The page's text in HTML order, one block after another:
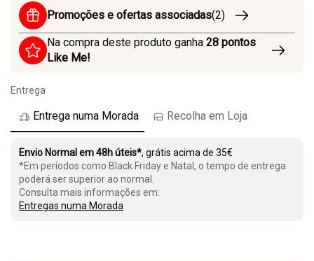
Promoções e ofertas associadas(2)
Na compra deste produto ganha 28 pontos
Like Me!
Entrega
Entrega numa Morada Recolha em Loja
Envio Normal em 48h úteis*, grátis acima de 35€
*Em períodos como Black Friday e Natal, o tempo de entrega
poderá ser superior ao normal.
Consulta mais informações em:
Entregas numa Morada